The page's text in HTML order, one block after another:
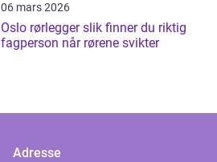
06 mars 2026
Oslo rørlegger slik finner du riktig
fagperson når rørene svikter
Adresse